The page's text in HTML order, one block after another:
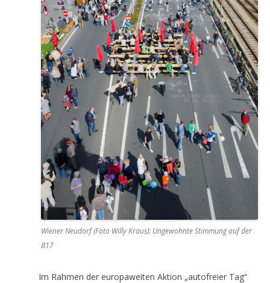
Wiener Neudorf (Foto Willy Kraus): Ungewohnte Stimmung auf der
B17
Im Rahmen der europaweiten Aktion „autofreier Tag“